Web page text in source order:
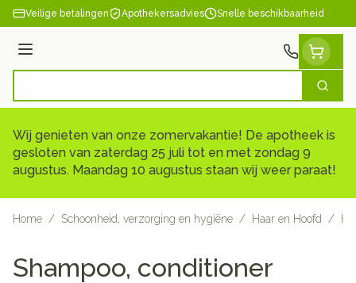
Ga naar de inhoud
Veilige betalingen Apothekersadvies Snelle beschikbaarheid
Menu
Zoek
Wij genieten van onze zomervakantie! De apotheek is
gesloten van zaterdag 25 juli tot en met zondag 9
augustus. Maandag 10 augustus staan wij weer paraat!
Home / Schoonheid, verzorging en hygiëne / Haar en Hoofd /
Shampoo, conditioner